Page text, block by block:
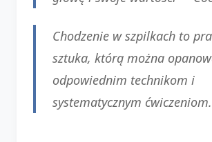
Chodzenie w szpilkach to
sztuka, którą można
odpowiednim technikom i
systematycznym ćwiczeniom.